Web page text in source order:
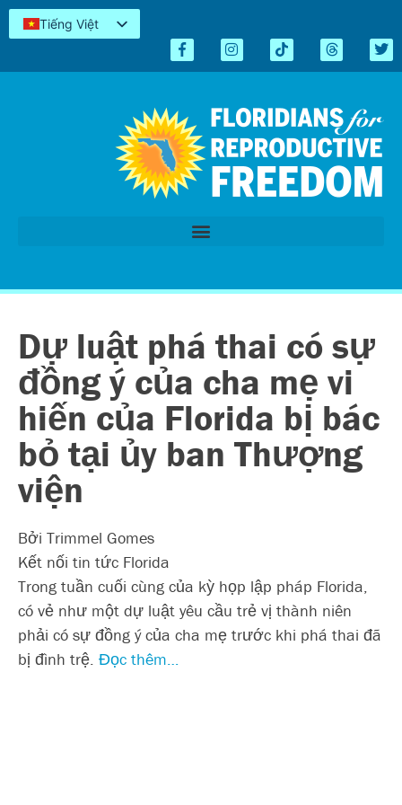
Tiếng Việt
Español
Dự luật phá thai có sự
đồng ý của cha mẹ vi
hiến của Florida bị bác
bỏ tại ủy ban Thượng
viện
Bởi Trimmel Gomes
Kết nối tin tức Florida
Trong tuần cuối cùng của kỳ họp lập pháp Florida,
có vẻ như một dự luật yêu cầu trẻ vị thành niên
phải có sự đồng ý của cha mẹ trước khi phá thai đã
bị đình trệ. Đọc thêm…